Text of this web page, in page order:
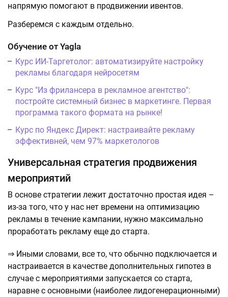
напрямую помогают в продвижении ивентов.
Разберемся с каждым отдельно.
Обучение от Yagla
Курс ИИ-Таргетолог: автоматизируйте настройку
рекламы благодаря нейросетям
Курс "Из фрилансера в рекламное агентство":
постройте системный бизнес в маркетинге. Первая
программа такого формата на рынке!
Курс по Яндекс Директ: настраивайте рекламу
эффективней, чем 97% маркетологов
Универсальная стратегия продвижения
мероприятий
В основе стратегии лежит достаточно простая идея –
из-за того, что у нас нет времени на оптимизацию
рекламы в течение кампании, нужно максимально
проработать рекламу еще до старта.
⇒ Иными словами, все то, что обычно подключается и
настраивается в качестве дополнительных гипотез в
случае с мероприятиями запускается со старта,
наравне с основными (наиболее лидогенерационными)